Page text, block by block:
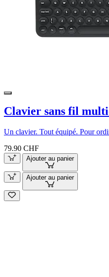
Clavier sans fil
Un clavier. Tout équipé. Pour
79.90 CHF
Ajouter au panier
Ajouter au panier